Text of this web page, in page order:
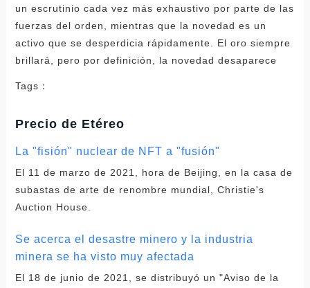
Tags：
Precio de Etéreo
La "fisión" nuclear de NFT a "fusión"
El 11 de marzo de 2021, hora de Beijing, en la casa de
subastas de arte de renombre mundial, Christie's
Auction House.
Se acerca el desastre minero y la industria
minera se ha visto muy afectada
El 18 de junio de 2021, se distribuyó un "Aviso de la